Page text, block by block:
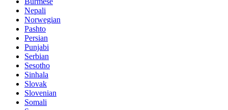
Nepali
Norwegian
Pashto
Persian
Punjabi
Serbian
Sesotho
Sinhala
Slovak
Slovenian
Somali